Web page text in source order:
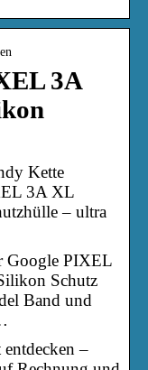
3A
Kette
3A XL
– ultra
Google PIXEL
Schutz
Band und
–